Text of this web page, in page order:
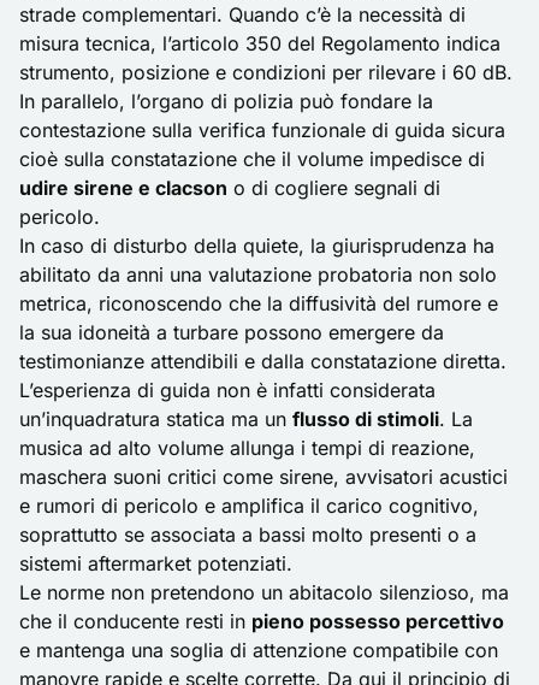
strade complementari. Quando c’è la necessità di
misura tecnica, l’articolo 350 del Regolamento indica
strumento, posizione e condizioni per rilevare i 60 dB.
In parallelo, l’organo di polizia può fondare la
contestazione sulla verifica funzionale di guida sicura
cioè sulla constatazione che il volume impedisce di
udire sirene e clacson o di cogliere segnali di
pericolo.
In caso di disturbo della quiete, la giurisprudenza ha
abilitato da anni una valutazione probatoria non solo
metrica, riconoscendo che la diffusività del rumore e
la sua idoneità a turbare possono emergere da
testimonianze attendibili e dalla constatazione diretta.
L’esperienza di guida non è infatti considerata
un’inquadratura statica ma un flusso di stimoli. La
musica ad alto volume allunga i tempi di reazione,
maschera suoni critici come sirene, avvisatori acustici
e rumori di pericolo e amplifica il carico cognitivo,
soprattutto se associata a bassi molto presenti o a
sistemi aftermarket potenziati.
Le norme non pretendono un abitacolo silenzioso, ma
che il conducente resti in pieno possesso percettivo
e mantenga una soglia di attenzione compatibile con
manovre rapide e scelte corrette. Da qui il principio di